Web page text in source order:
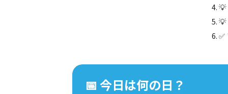
💡
💡
✅
📅 今日は何の日？